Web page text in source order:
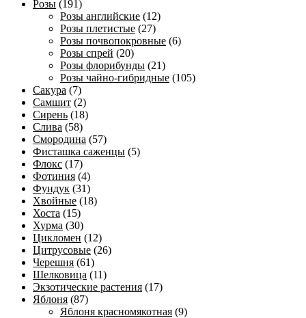
Розы (191)
Розы английские (12)
Розы плетистые (27)
Розы почвопокровные (6)
Розы спрей (20)
Розы флорибунды (21)
Розы чайно-гибридные (105)
Сакура (7)
Самшит (2)
Сирень (18)
Слива (58)
Смородина (57)
Фисташка саженцы (5)
Флокс (17)
Фотиния (4)
Фундук (31)
Хвойные (18)
Хоста (15)
Хурма (30)
Цикломен (12)
Цитрусовые (26)
Черешня (61)
Шелковица (11)
Экзотические растения (17)
Яблоня (87)
Яблоня красномякотная (9)